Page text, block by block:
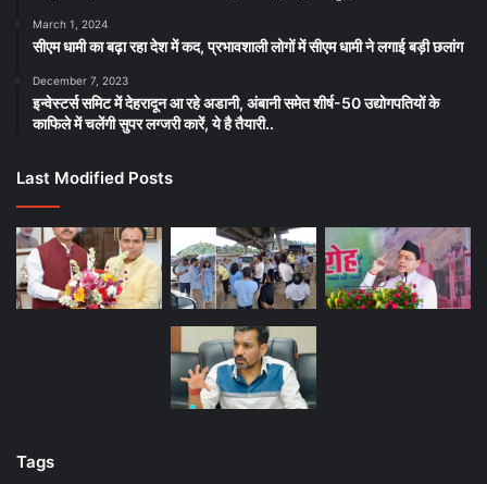
March 1, 2024
सीएम धामी का बढ़ा रहा देश में कद, प्रभावशाली लोगों में सीएम धामी ने लगाई बड़ी छलांग
December 7, 2023
इन्वेस्टर्स समिट में देहरादून आ रहे अडानी, अंबानी समेत शीर्ष-50 उद्योगपतियों के
काफिले में चलेंगी सुपर लग्जरी कारें, ये है तैयारी..
Last Modified Posts
Tags